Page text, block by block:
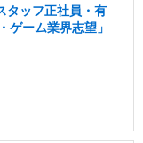
タッフ正社員・有
ーム業界志望」